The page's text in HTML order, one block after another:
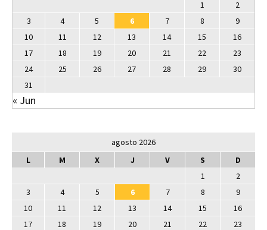
1
2
3
4 5 6 7 8
9
10
11 12 13 14 15
16
17
18 19 20 21 22
23
24
25 26 27 28 29
30
31
« Jun
agosto 2026
L
M X J V S
D
1
2
3
4 5 6 7 8
9
10
11 12 13 14 15
16
17
18 19 20 21 22
23